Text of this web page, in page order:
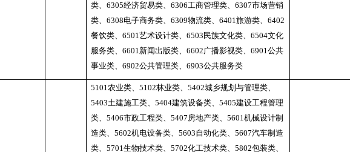
类、 6305经济贸易类、 6306工商管理类、 6307市场营销
类、 6308电子商务类、 6309物流类、 6401旅游类、 6402
餐饮类、 6501艺术设计类、 6503 民族文化类、 6504文化
服务类、 6601新闻出版类、 6602广播影视类、 6901公共
事业类、 6902公共管理类、 6903公共服务类
5101农业类、 5102林业类、 5402城乡规划与管理类、
5403土建施工类、 5404建筑设备类、 5405建设工程管理
类、 5406市政工程类、 5407房地产类、 5601机械设计制
造类、 5602机电设备类、 5603自动化类、 5607汽车制造
类、 5701生物技术类、 5702化工技术类、 5802包装类、